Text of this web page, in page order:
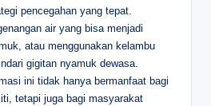
pencegahan yang tepat.
air yang bisa menjadi
atau menggunakan kelambu
gigitan nyamuk dewasa.
ini tidak hanya bermanfaat bagi
tetapi juga bagi masyarakat